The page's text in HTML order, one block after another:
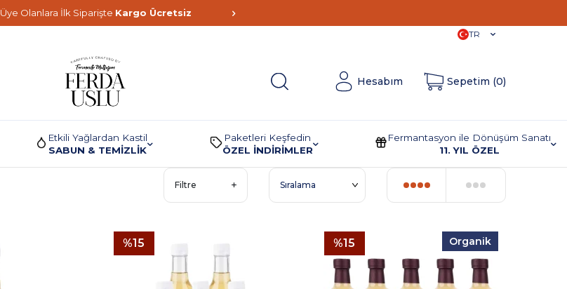
Üye Olanlara İlk Siparişte Kargo Ücretsiz
TR
Hesabım Sepetim (0)
Etkili Yağlardan Kastil
SABUN & TEMİZLİK
Paketleri Keşfedin
ÖZEL İNDİRİMLER
Fermantasyon ile Dönüşüm Sanatı
11. YIL ÖZEL
Filtre
%15 %15 Organik